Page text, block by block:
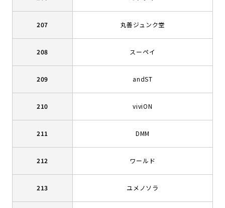
207 丸善ジュンク堂
208 スーペイ
209 andST
210 viviON
211 DMM
212 ワールド
213 ユメノソラ